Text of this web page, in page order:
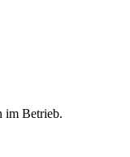
im Betrieb.